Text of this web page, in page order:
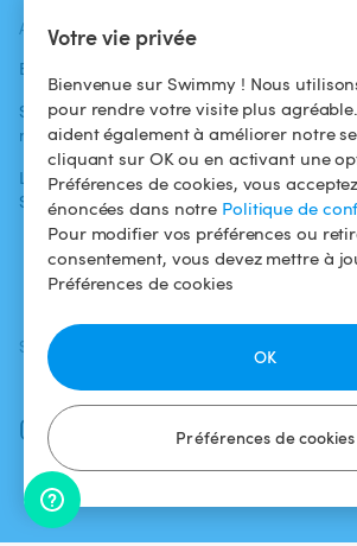
Votre vie privée
Bienvenue sur Swimmy ! Nous
pour rendre votre visite plus
aident également à améliorer notre
cliquant sur OK ou en activant une
Préférences de cookies, vous
énoncées dans notre Politique de
Pour modifier vos préférences ou
consentement, vous devez mettre à
Préférences de cookies
Préférences de cookies
OK
ACTUALITÉS
Blog
Swimmy dans les
médias
L'aventure
Swimmy
baigneurs
Pour les
propriétaires
Louer ma piscine
Comment ça
marche ?
SUIVEZ-NOUS
Facebook
Instagram